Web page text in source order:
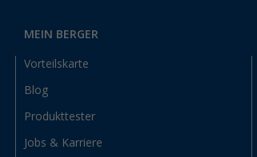
MEIN BERGER
Vorteilskarte
Blog
Produkttester
Jobs & Karriere